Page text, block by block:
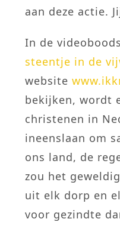
aan deze actie.
In de
steentje in de
website
bekijken, wordt
christenen in
ineenslaan om
ons land, de
zou het
uit elk dorp en
voor gezindte